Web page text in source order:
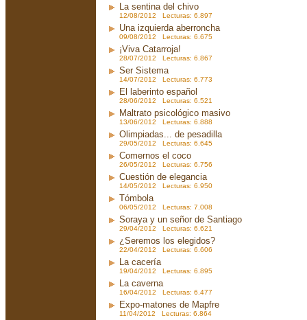
La sentina del chivo
12/08/2012 Lecturas: 6.897
Una izquierda aberroncha
09/08/2012 Lecturas: 6.675
¡Viva Catarroja!
28/07/2012 Lecturas: 6.867
Ser Sistema
14/07/2012 Lecturas: 6.773
El laberinto español
28/06/2012 Lecturas: 6.521
Maltrato psicológico masivo
13/06/2012 Lecturas: 6.888
Olimpiadas... de pesadilla
29/05/2012 Lecturas: 6.645
Comernos el coco
26/05/2012 Lecturas: 6.756
Cuestión de elegancia
14/05/2012 Lecturas: 6.950
Tómbola
06/05/2012 Lecturas: 7.008
Soraya y un señor de Santiago
29/04/2012 Lecturas: 6.621
¿Seremos los elegidos?
22/04/2012 Lecturas: 6.606
La cacería
19/04/2012 Lecturas: 6.895
La caverna
16/04/2012 Lecturas: 6.477
Expo-matones de Mapfre
11/04/2012 Lecturas: 6.864